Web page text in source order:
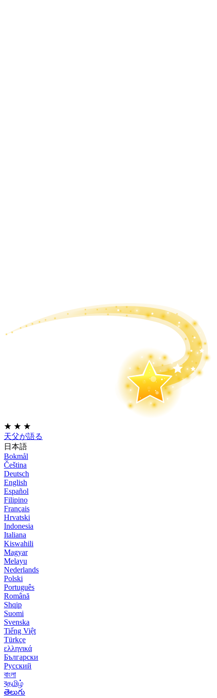
★ ★ ★
天父が語る
日本語
Bokmål
Čeština
Deutsch
English
Español
Filipino
Français
Hrvatski
Indonesia
Italiana
Kiswahili
Magyar
Melayu
Nederlands
Polski
Português
Română
Shqip
Suomi
Svenska
Tiếng Việt
Türkçe
ελληνικά
Български
Русский
বাংলা
বதமிழ்
తెలుగు